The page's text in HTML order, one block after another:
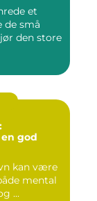
et
de små
den store
god
kan være
mental
...